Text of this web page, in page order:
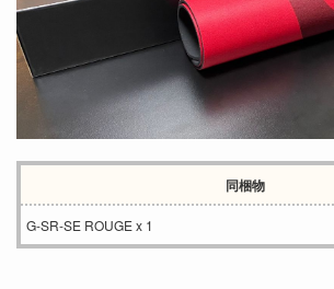
同梱物
G-SR-SE ROUGE x 1